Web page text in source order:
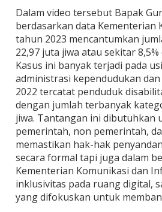
Dalam video tersebut Bapak
berdasarkan data Kementerian
tahun 2023 mencantumkan
22,97 juta jiwa atau sekitar
Kasus ini banyak terjadi pada
administrasi kependudukan
2022 tercatat penduduk
dengan jumlah terbanyak
jiwa. Tantangan ini dibutuhkan
pemerintah, non pemerintah,
memastikan hak-hak
secara formal tapi juga dalam
Kementerian Komunikasi dan
inklusivitas pada ruang digital,
yang difokuskan untuk